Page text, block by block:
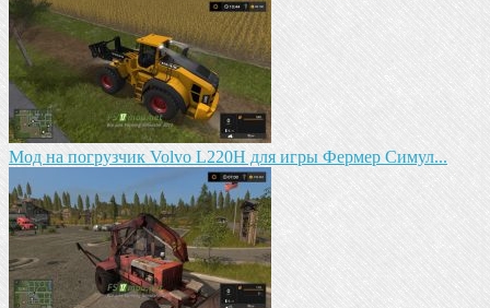
Мод на погрузчик Volvo L220H для игры Фермер Симул...